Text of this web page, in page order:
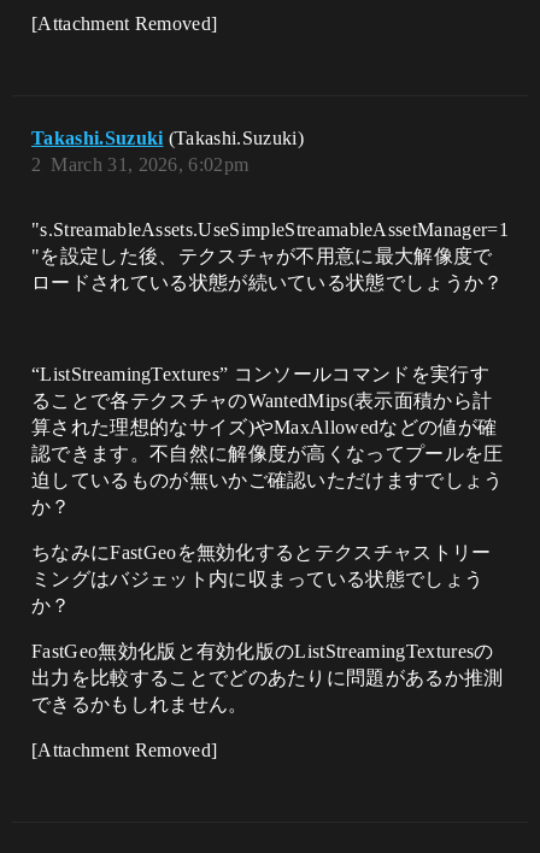
[Attachment Removed]
Takashi.Suzuki (Takashi.Suzuki)
March 31, 2026, 6:02pm
2
"s.StreamableAssets.UseSimpleStreamableAssetManager=1
"を設定した後、テクスチャが不用意に最大解像度で
ロードされている状態が続いている状態でしょうか？
“ListStreamingTextures” コンソールコマンドを実行す
ることで各テクスチャのWantedMips(表示面積から計
算された理想的なサイズ)やMaxAllowedなどの値が確
認できます。不自然に解像度が高くなってプールを圧
迫しているものが無いかご確認いただけますでしょう
か？
​ちなみにFastGeoを無効化するとテクスチャストリー
ミングはバジェット内に収まっている状態でしょう
か？
FastGeo無効化版と有効化版のListStreamingTexturesの
出力を比較することでどのあたりに問題があるか推測
できるかもしれません。​
[Attachment Removed]